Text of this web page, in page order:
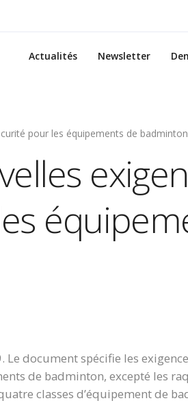
Actualités Newsletter
pour les équipements de badminton
Le document spécifie les
de badminton, excepté les
classes d’équipement de